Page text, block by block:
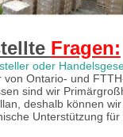
Fragen:
oder
von Ontario- und
sind wir
deshalb können
Unterstützung